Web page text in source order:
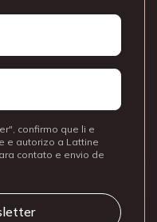
confirmo que li e
e autorizo a Lattine
contato e envio de